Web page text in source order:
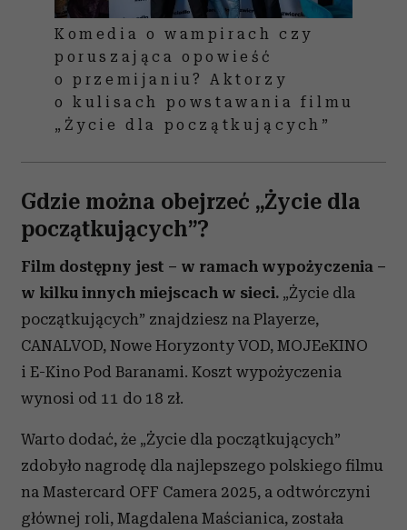
Komedia o wampirach czy
poruszająca opowieść
o przemijaniu? Aktorzy
o kulisach powstawania filmu
„Życie dla początkujących”
Gdzie można obejrzeć „Życie dla
początkujących”?
Film dostępny jest – w ramach wypożyczenia –
w kilku innych miejscach w sieci. „Życie dla
początkujących” znajdziesz na Playerze,
CANALVOD, Nowe Horyzonty VOD, MOJEeKINO
i E-Kino Pod Baranami. Koszt wypożyczenia
wynosi od 11 do 18 zł.
Warto dodać, że „Życie dla początkujących”
zdobyło nagrodę dla najlepszego polskiego filmu
na Mastercard OFF Camera 2025, a odtwórczyni
głównej roli, Magdalena Maścianica, została